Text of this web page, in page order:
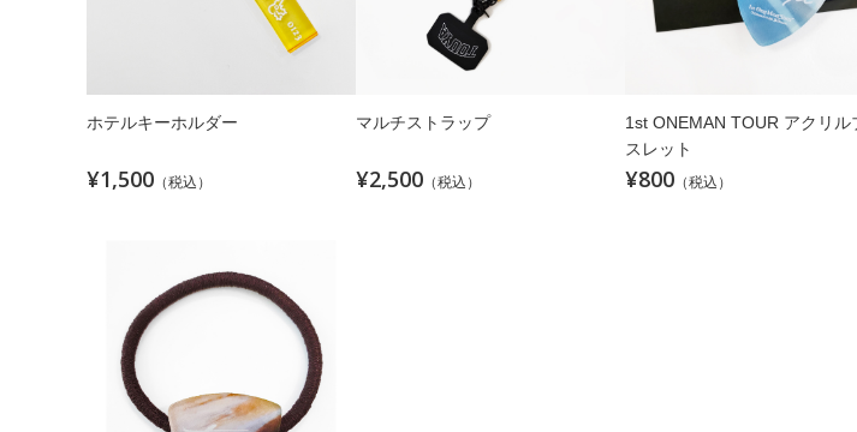
ホテルキーホルダー
¥1,500 （税込）
マルチストラップ
¥2,500 （税込）
1st ONEMAN TOUR アクリル
スレット
¥800 （税込）